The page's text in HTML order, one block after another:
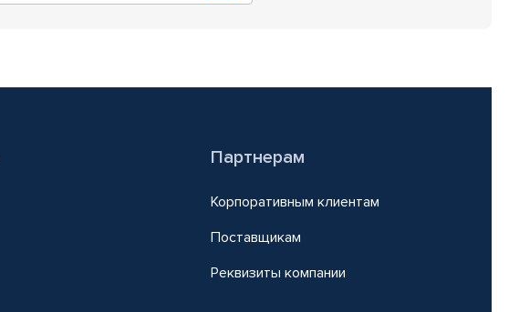
Партнерам
Корпоративным клиентам
Поставщикам
Реквизиты компании